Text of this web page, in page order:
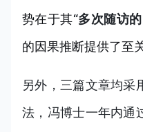
势在于其“多次随访
的因果推断提供了至
另外，三篇文章均采
法，冯博士一年内通